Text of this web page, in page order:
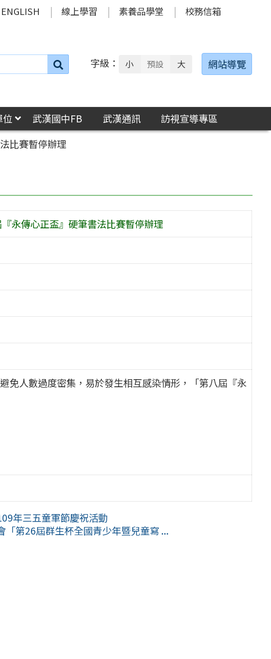
ENGLISH 線上學習 素養品學堂 校務信箱
搜
字級： 小 預設 大 網站導覽
位 武漢國中FB 武漢通訊
訪視宣導專區
比賽暫停辦理
永傳心正盃』硬筆書法比賽暫停辦理
免人數過度密集，易於發生相互感染情形，「第八屆『永
年三五童軍節慶祝活動
「第26屆群生杯全國青少年暨兒童寫 ...